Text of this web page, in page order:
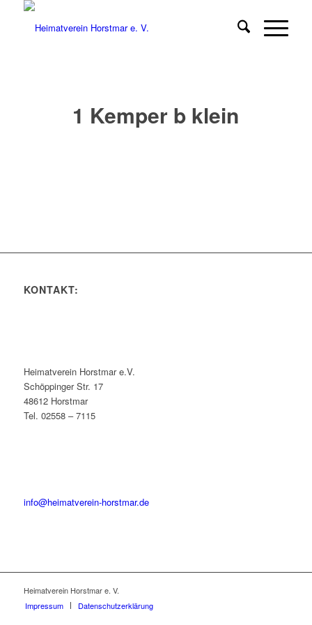
1 Kemper b klein
KONTAKT:
Heimatverein Horstmar e.V.
Schöppinger Str. 17
48612 Horstmar
Tel. 02558 – 7115
info@heimatverein-horstmar.de
Heimatverein Horstmar e. V.
Impressum
Datenschutzerklärung